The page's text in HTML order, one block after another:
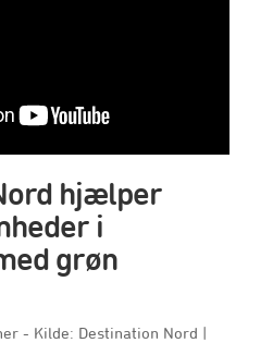
hjælper
i
grøn
- Kilde: Destination Nord |